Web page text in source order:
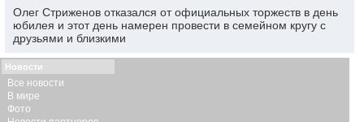
Олег Стриженов отказался от официальных торжеств в день
юбилея и этот день намерен провести в семейном кругу с
друзьями и близкими
Новости
Все новости
В мире
Фото